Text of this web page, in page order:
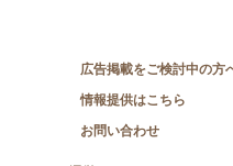
広告掲載をご検討中の方
情報提供はこちら
お問い合わせ